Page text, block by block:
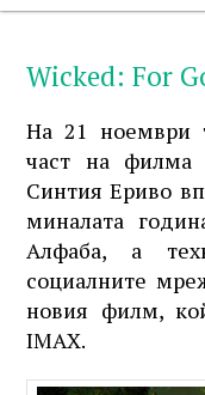
Wicked: For
На 21 ноември
част на филма
Синтия Ериво
миналата
Алфаба, а
социалните
новия филм,
IMAX.